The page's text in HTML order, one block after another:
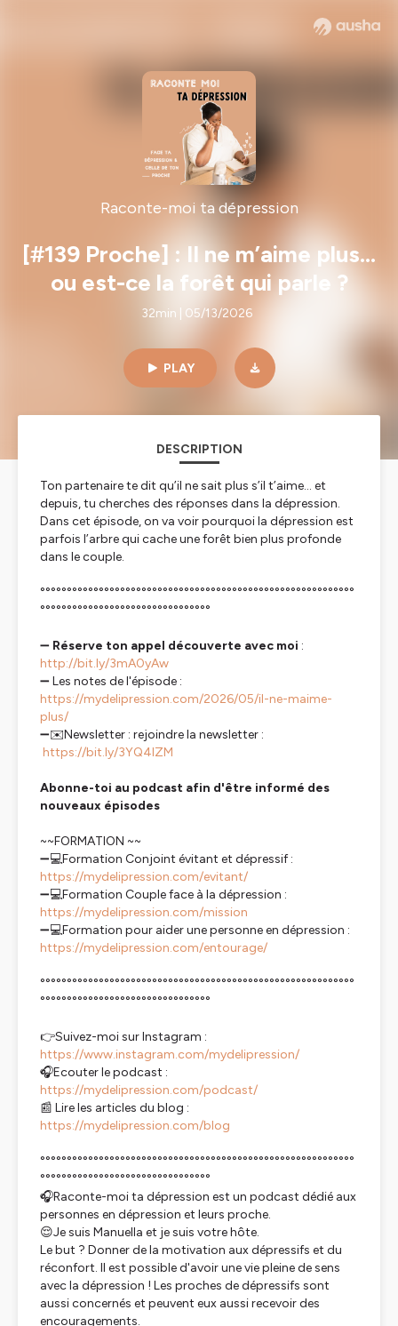
Raconte-moi ta dépression
[#139 Proche] : Il ne m’aime plus…
ou est-ce la forêt qui parle ?
32min | 05/13/2026
PLAY
DESCRIPTION
Ton partenaire te dit qu’il ne sait plus s’il t’aime… et
depuis, tu cherches des réponses dans la dépression.
Dans cet épisode, on va voir pourquoi la dépression est
parfois l’arbre qui cache une forêt bien plus profonde
dans le couple.
°°°°°°°°°°°°°°°°°°°°°°°°°°°°°°°°°°°°°°°°°°°°°°°°°°°°°°°°°°°
°°°°°°°°°°°°°°°°°°°°°°°°°°°°°°°°
➖ Réserve ton appel découverte avec moi :
http://bit.ly/3mA0yAw
➖ Les notes de l'épisode :
https://mydelipression.com/2026/05/il-ne-maime-
plus/
➖✉️Newsletter : rejoindre la newsletter :
https://bit.ly/3YQ4lZM
Abonne-toi au podcast afin d'être informé des
nouveaux épisodes
~~FORMATION ~~
➖💻Formation Conjoint évitant et dépressif :
https://mydelipression.com/evitant/
➖💻Formation Couple face à la dépression :
https://mydelipression.com/mission
➖💻Formation pour aider une personne en dépression :
https://mydelipression.com/entourage/
°°°°°°°°°°°°°°°°°°°°°°°°°°°°°°°°°°°°°°°°°°°°°°°°°°°°°°°°°°°
°°°°°°°°°°°°°°°°°°°°°°°°°°°°°°°°
👉Suivez-moi sur Instagram :
https://www.instagram.com/mydelipression/
🎧Ecouter le podcast :
https://mydelipression.com/podcast/
📰 Lire les articles du blog :
https://mydelipression.com/blog
°°°°°°°°°°°°°°°°°°°°°°°°°°°°°°°°°°°°°°°°°°°°°°°°°°°°°°°°°°°
°°°°°°°°°°°°°°°°°°°°°°°°°°°°°°°°
🎧Raconte-moi ta dépression est un podcast dédié aux
personnes en dépression et leurs proche.
😌Je suis Manuella et je suis votre hôte.
Le but ? Donner de la motivation aux dépressifs et du
réconfort. Il est possible d'avoir une vie pleine de sens
avec la dépression ! Les proches de dépressifs sont
aussi concernés et peuvent eux aussi recevoir des
encouragements.